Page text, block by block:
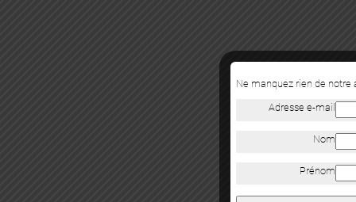
Ne manquez rien de
Adresse e-mail
Nom
Prénom